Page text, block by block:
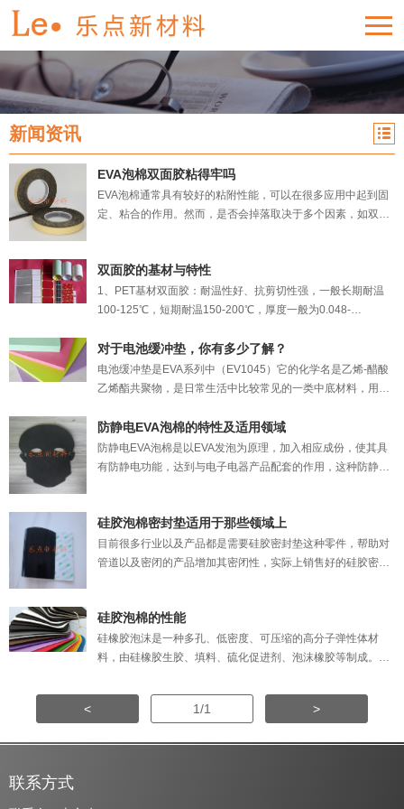
新闻资讯
EVA泡棉双面胶粘得牢吗
EVA泡棉通常具有较好的粘附性能，可以在很多应用中起到固
定、粘合的作用。然而，是否会掉落取决于多个因素，如双面
地清洁和处理了粘附表面，它的粘附性能应该是可靠的，在正
常使用条件下，不易出现掉落现象。 然而，
双面胶的基材与特性
1、PET基材双面胶：耐温性好、抗剪切性强，一般长期耐温
100-125℃，短期耐温150-200℃，厚度一般为0.048-
纺布基材双面胶：黏性及加工性好，一般长期耐温70-80℃，
短期耐温100-120℃，厚度一般为0.08-0.15MM，适合于铭
板，塑胶之贴合，汽车，手机，电器，海绵，橡胶，标牌 ，纸
对于电池缓冲垫，你有多少了解？
电池缓冲垫是EVA系列中（EV1045）它的化学名是乙烯-醋酸
乙烯酯共聚物，是日常生活中比较常见的一类中底材料，用它
基础建设、汽车、电子、家具、电器等各个领域。如我司生产
的电池缓冲垫，它主要应用于新能源电池模组。 电池缓冲垫可
以解决电池在模组中（防止电池晃动）起到保护电池的作用。
防静电EVA泡棉的特性及适用领域
防静电EVA泡棉是以EVA发泡为原理，加入相应成份，使其具
有防静电功能，达到与电子电器产品配套的作用，这种防静电
于各种领域，受到广大客户的信赖。这里宏天凯泡棉小编带大
家熟悉下防静电EVA泡棉的特性及适用领域。 特性一 防震缓冲
性优良
硅胶泡棉密封垫适用于那些领域上
目前很多行业以及产品都是需要硅胶密封垫这种零件，帮助对
管道以及密闭的产品增加其密闭性，实际上销售好的硅胶密封
也是使用非常广的，这也就证明硅胶密封垫适合的产品类型远
比我们想的要多，电饭煲，饮水机，烤箱，等这些家用的电器
中，对于密闭要求高的，都是可
硅胶泡棉的性能
硅橡胶泡沫是一种多孔、低密度、可压缩的高分子弹性体材
料，由硅橡胶生胶、填料、硫化促进剂、泡沫橡胶等制成。混
**泡沫的性能 1，具有优良的耐高温和耐低温，可在温
度-40~+250℃的条件下的空气或油类介质中工作 2，耐臭氧和
< 1/1 >
联系方式